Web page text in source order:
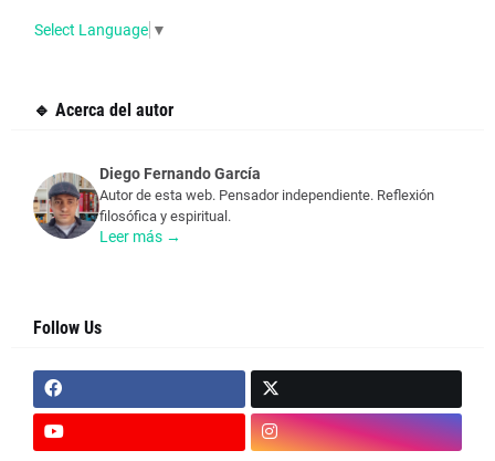
Select Language ▼
🔹 Acerca del autor
Diego Fernando García
Autor de esta web. Pensador independiente. Reflexión
filosófica y espiritual.
Leer más →
Follow Us